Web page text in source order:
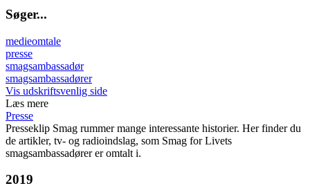
Søger...
medieomtale
presse
smagsambassadør
smagsambassadører
Vis udskriftsvenlig side
Læs mere
Presse
Presseklip Smag rummer mange interessante historier. Her finder du
de artikler, tv- og radioindslag, som Smag for Livets
smagsambassadører er omtalt i.
2019